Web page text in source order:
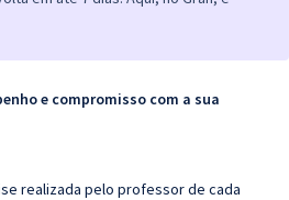
e compromisso com a sua
realizada pelo professor de cada